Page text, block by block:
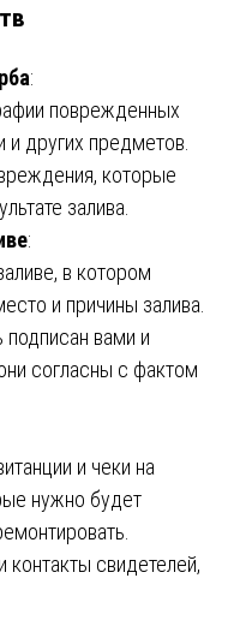
:
поврежденных
и других предметов.
которые
залива.
:
в котором
и причины залива.
вами и
согласны с фактом
и чеки на
нужно будет
контакты свидетелей,